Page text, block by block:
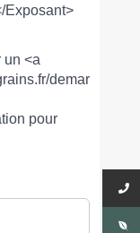
Exposant>
un <a
demar
pour